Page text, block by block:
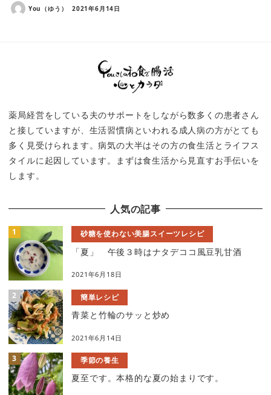
You（ゆう） 2021年6月14日
薬局経営をしている夫のサポートをしながら数多くの患者さん
と接していますが、生活習慣病といわれる成人病の方がとても
多く見受けられます。病気の大半はその方の食生活とライフス
タイルに起因しています。まずは食生活から見直すお手伝いを
します。
人気の記事
砂糖を使わない美腸スイーツレシピ
「夏」 午後３時はナタデココ風豆乳甘酒
2021年6月18日
簡単レシピ
青菜と竹輪のサッと炒め
2021年6月14日
季節の養生
夏至です。本格的な夏の始まりです。